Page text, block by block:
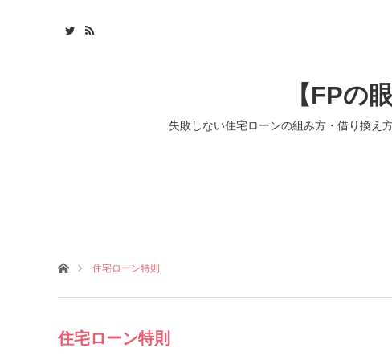
【FPの
失敗しない住宅ローンの組み方・借り換え
ホーム住宅ローン特則
住宅ローン特則